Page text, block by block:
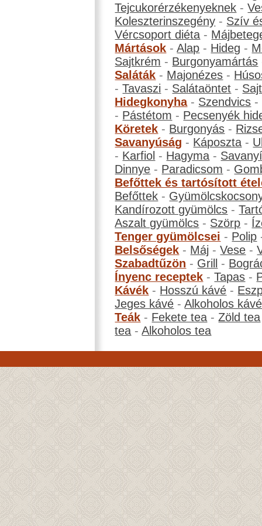
Tejcukorérzékenyeknek -
Koleszterinszegény - Szív
Vércsoport diéta -
Mártások -Alap - Hideg -
Sajtkrém - Burgonyamártás
Saláták - Majonézes -
-Tavaszi - Salátaöntet -
Hidegkonyha- Szendvics -
- Pástétom - Pecsenyék
Köretek - Burgonyás -
Savanyúság - Káposzta -
- Karfiol - Hagyma -
Dinnye - Paradicsom -
Befőttek és tartósított
Befőttek -
Kandírozott gyümölcs -
Aszalt gyümölcs - Szörp -
Tenger gyümölcsei - Polip
Belsőségek - Máj -Vese -
Szabadtűzön - Grill -
Ínyenc receptek -Tapas -
Kávék - Hosszú kávé -
Jeges kávé -Alkoholos kávé
Teák - Fekete tea -Zöld tea
tea -Alkoholos tea